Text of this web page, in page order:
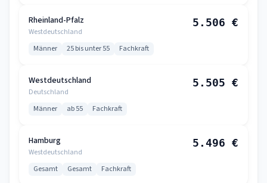
Rheinland-Pfalz
Westdeutschland
5.506 €
Männer 25 bis unter 55 Fachkraft
Westdeutschland
Deutschland
5.505 €
Männer ab 55 Fachkraft
Hamburg
Westdeutschland
5.496 €
Gesamt Gesamt Fachkraft